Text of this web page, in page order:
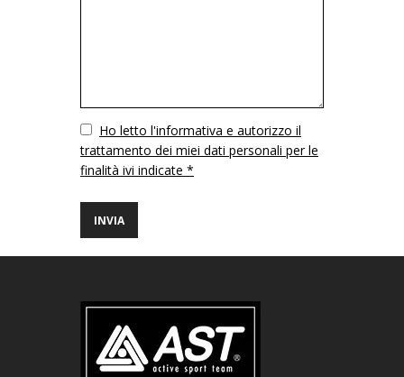
VuotoHo letto l'informativa e autorizzo il
trattamento dei miei dati personali per le
finalità ivi indicate *